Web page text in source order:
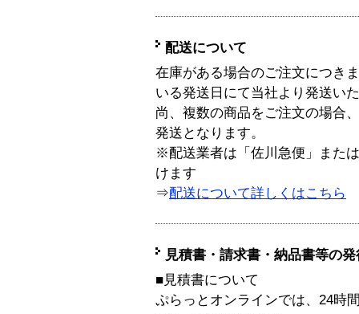
配送について
在庫がある場合のご注文につき
いる発送日にて当社より発送い
尚、複数の商品をご注文の場合
発送となります。
※配送業者は「佐川急便」また
けます
⇒配送について詳しくはこちら
見積書・請求書・納品書等の
■見積書について
ぷらっとオンラインでは、24時